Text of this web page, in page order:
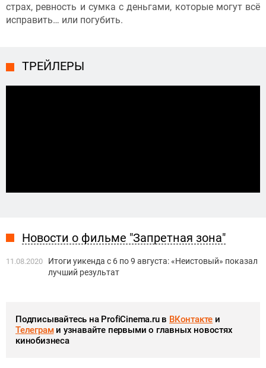
страх, ревность и сумка с деньгами, которые могут всё
исправить… или погубить.
ТРЕЙЛЕРЫ
Новости о фильме "Запретная зона"
11.08.2020
Итоги уикенда с 6 по 9 августа: «Неистовый» показал
лучший результат
Подписывайтесь на ProfiCinema.ru в ВКонтакте и
Телеграми узнавайте первыми о главных новостях
кинобизнеса